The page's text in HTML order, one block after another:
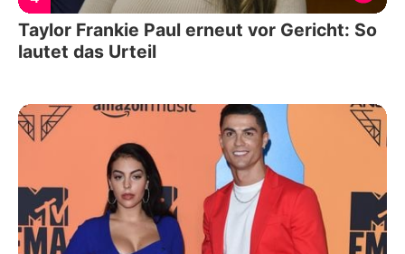
Taylor Frankie Paul erneut vor Gericht: So
lautet das Urteil